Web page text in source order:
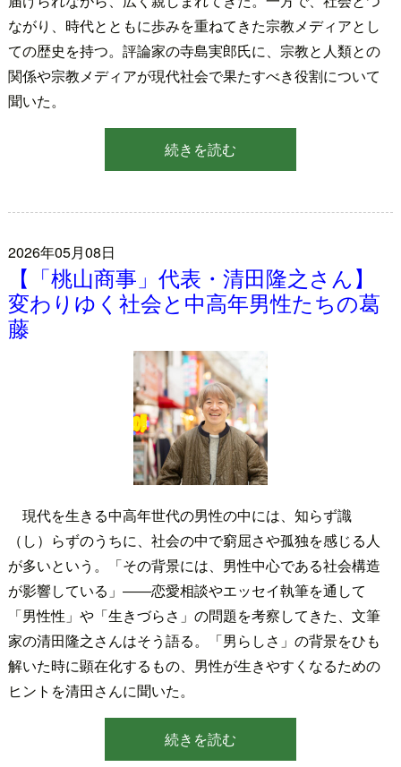
ながり、時代とともに歩みを重ねてきた宗教メディアとし
ての歴史を持つ。評論家の寺島実郎氏に、宗教と人類との
関係や宗教メディアが現代社会で果たすべき役割について
聞いた。
続きを読む
2026年05月08日
【「桃山商事」代表・清田隆之さん】
変わりゆく社会と中高年男性たちの葛
藤
現代を生きる中高年世代の男性の中には、知らず識
（し）らずのうちに、社会の中で窮屈さや孤独を感じる人
が多いという。「その背景には、男性中心である社会構造
が影響している」――恋愛相談やエッセイ執筆を通して
「男性性」や「生きづらさ」の問題を考察してきた、文筆
家の清田隆之さんはそう語る。「男らしさ」の背景をひも
解いた時に顕在化するもの、男性が生きやすくなるための
ヒントを清田さんに聞いた。
続きを読む